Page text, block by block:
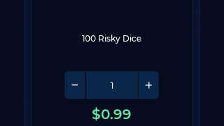
100 Risky Dice
$0.99